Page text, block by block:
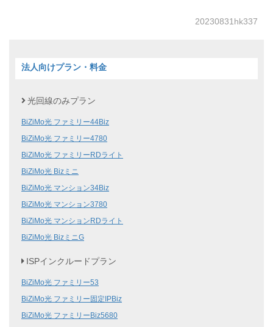
20230831hk337
法人向けプラン・料金
光回線のみプラン
BiZiMo光 ファミリー44Biz
BiZiMo光 ファミリー4780
BiZiMo光 ファミリーRDライト
BiZiMo光 Bizミニ
BiZiMo光 マンション34Biz
BiZiMo光 マンション3780
BiZiMo光 マンションRDライト
BiZiMo光 BizミニG
ISPインクルードプラン
BiZiMo光 ファミリー53
BiZiMo光 ファミリー固定IPBiz
BiZiMo光 ファミリーBiz5680